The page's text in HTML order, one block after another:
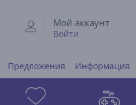
Мой аккаунт
Войти
Предложения Информация